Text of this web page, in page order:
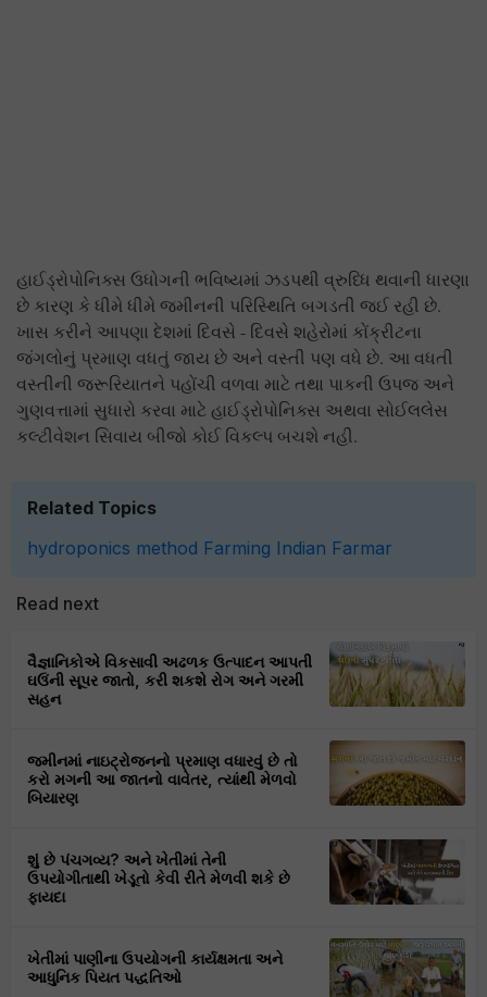
હાઈડ્રોપોનિક્સ ઉધોગની ભવિષ્યમાં ઝડપથી વ્રુધ્ધિ થવાની ધારણા
છે કારણ કે ધીમે ધીમે જમીનની પરિસ્થિતિ બગડતી જઈ રહી છે.
ખાસ કરીને આપણા દેશમાં દિવસે - દિવસે શહેરોમાં કોંક્રીટના
જંગલોનું પ્રમાણ વધતું જાય છે અને વસ્તી પણ વધે છે. આ વધતી
વસ્તીની જરૂરિયાતને પહોંચી વળવા માટે તથા પાકની ઉપજ અને
ગુણવત્તામાં સુધારો કરવા માટે હાઈડ્રોપોનિક્સ અથવા સોઈલલેસ
કલ્ટીવેશન સિવાય બીજો કોઈ વિકલ્પ બચશે નહી.
Related Topics
hydroponics method Farming Indian Farmar
Read next
વૈજ્ઞાનિકોએ વિકસાવી અઢળક ઉત્પાદન આપતી
ઘઉંની સૂપર જાતો, કરી શકશે રોગ અને ગરમી
સહન
જમીનમાં નાઇટ્રોજનનો પ્રમાણ વધારવું છે તો
કરો મગની આ જાતનો વાવેતર, ત્યાંથી મેળવો
બિયારણ
શું છે પંચગવ્ય? અને ખેતીમાં તેની
ઉપયોગીતાથી ખેડૂતો કેવી રીતે મેળવી શકે છે
ફાયદા
ખેતીમાં પાણીના ઉપયોગની કાર્યક્ષમતા અને
આધુનિક પિયત પદ્ધતિઓ